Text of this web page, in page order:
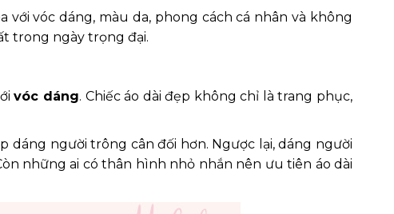
vóc dáng, màu da, phong cách cá nhân và không
trong ngày trọng đại.
vóc dáng. Chiếc áo dài đẹp không chỉ là trang phục,
dáng người trông cân đối hơn. Ngược lại, dáng người
những ai có thân hình nhỏ nhắn nên ưu tiên áo dài